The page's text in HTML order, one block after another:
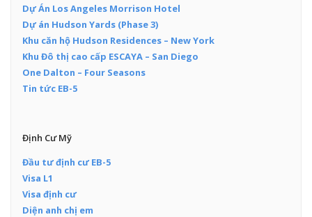
Dự Án Los Angeles Morrison Hotel
Dự án Hudson Yards (Phase 3)
Khu căn hộ Hudson Residences – New York
Khu Đô thị cao cấp ESCAYA – San Diego
One Dalton – Four Seasons
Tin tức EB-5
Định Cư Mỹ
Đầu tư định cư EB-5
Visa L1
Visa định cư
Diện anh chị em